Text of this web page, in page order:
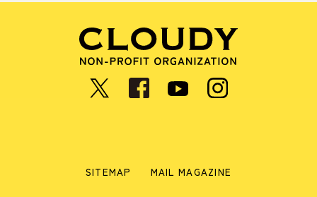
SITEMAP MAIL MAGAZINE